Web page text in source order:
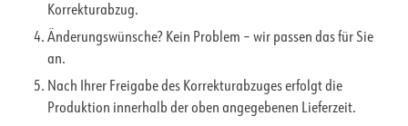
Korrekturabzug.
Änderungswünsche? Kein Problem – wir passen das für Sie
an.
Nach Ihrer Freigabe des Korrekturabzuges erfolgt die
Produktion innerhalb der oben angegebenen Lieferzeit.